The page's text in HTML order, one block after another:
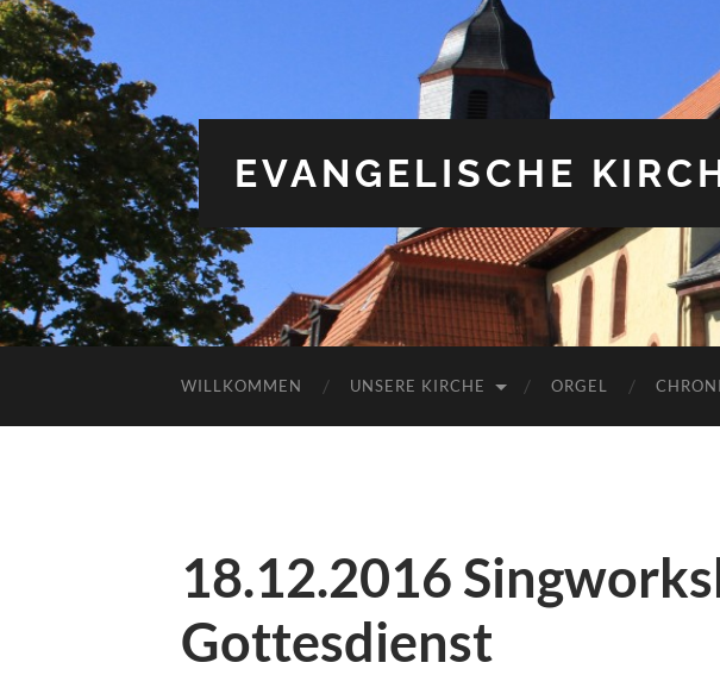
EVANGELISCHE
WILLKOMMEN UNSERE KIRCHE ORGEL
18.12.2016
Gottesdienst